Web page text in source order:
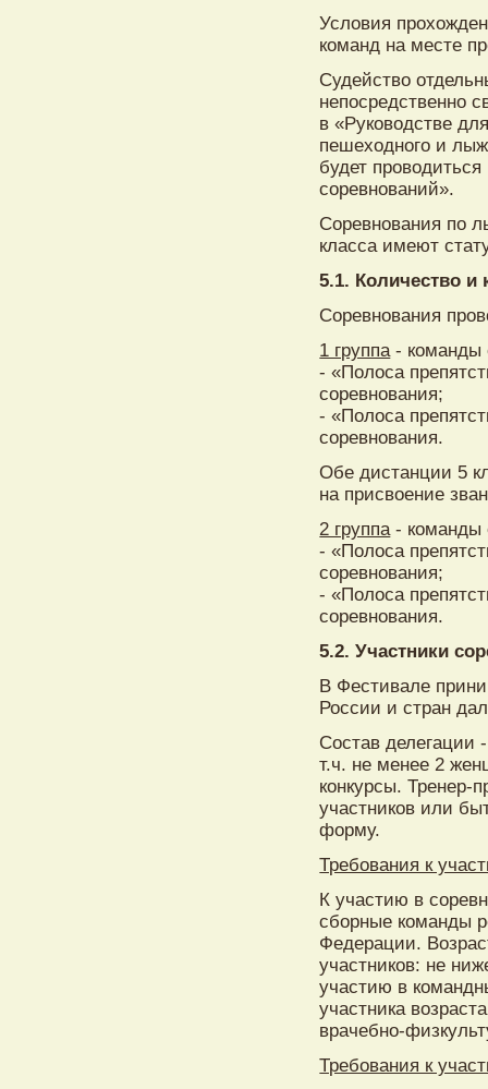
Условия
команд на месте
Судейство
непосредственно
в «Руководстве
пешеходного и
будет
соревнований».
Соревнования по
класса имеют
5.1. Количество и
Соревнования
1 группа- команды
- «Полоса
соревнования;
- «Полоса
соревнования.
Обе дистанции 5
на присвоение
2 группа- команды
- «Полоса
соревнования;
- «Полоса
соревнования.
5.2. Участники
В Фестивале
России и стран
Состав делегации
т.ч. не менее 2
конкурсы. Тренер-
участников или
форму.
Требования к
К участию в
сборные команды
Федерации.
участников: не
участию в
участника
врачебно-
Требования к